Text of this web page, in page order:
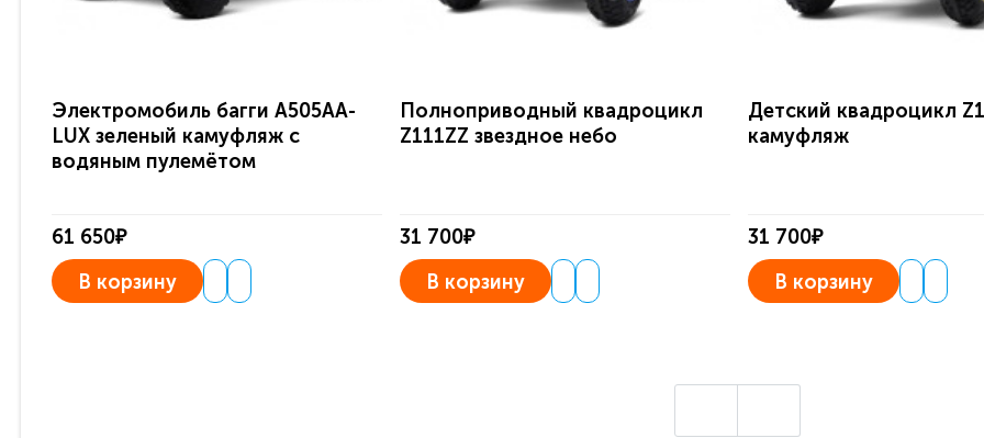
Электромобиль багги A505AA-
LUX зеленый камуфляж с
водяным пулемётом
61 650₽
В корзину
Полноприводный квадроцикл
Z111ZZ звездное небо
31 700₽
В корзину
Детский квадроцикл
камуфляж
31 700₽
В корзину